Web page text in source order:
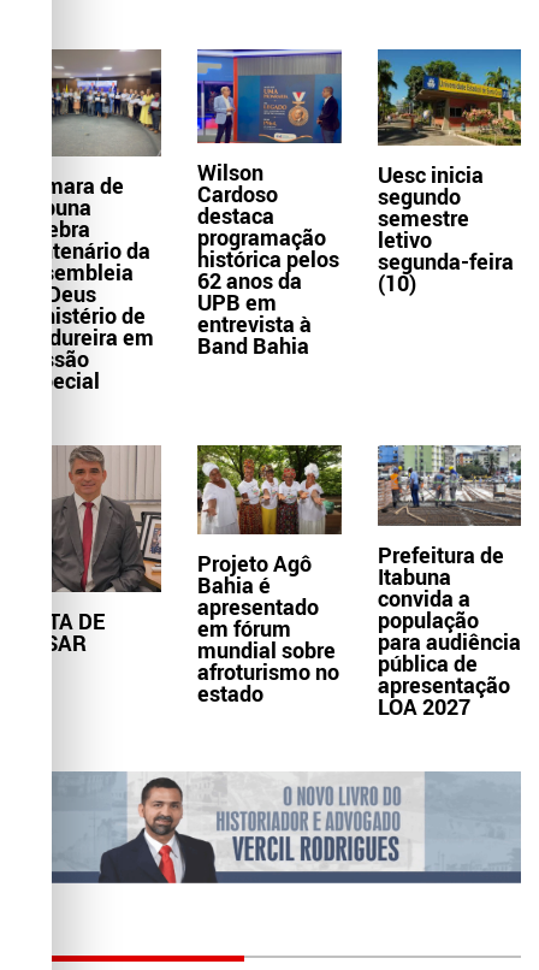
Câmara de
Itabuna
celebra
centenário da
Assembleia
de Deus
Ministério de
Madureira em
Sessão
Especial
Wilson
Cardoso
destaca
programação
histórica pelos
62 anos da
UPB em
entrevista à
Band Bahia
Uesc inicia
segundo
semestre
letivo
segunda-feira
(10)
NOTA DE
PESAR
Projeto Agô
Bahia é
apresentado
em fórum
mundial sobre
afroturismo no
estado
Prefeitura de
Itabuna
convida a
população
para audiência
pública de
apresentação
LOA 2027